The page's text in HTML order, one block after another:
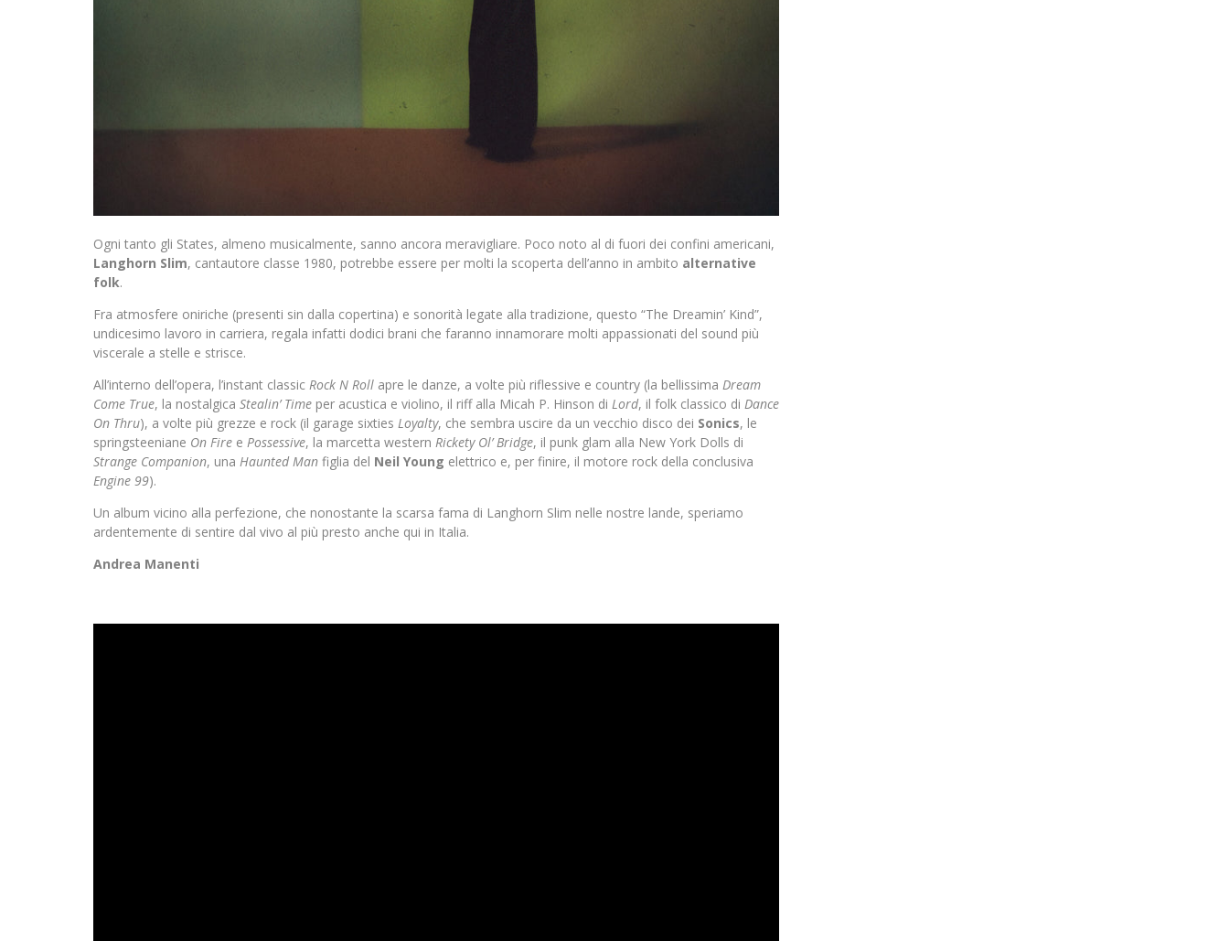
Ogni tanto gli States, almeno musicalmente, sanno ancora meravigliare. Poco noto al di fuori dei confini americani,
Langhorn Slim, cantautore classe 1980, potrebbe essere per molti la scoperta dell’anno in ambito alternative
folk.
Fra atmosfere oniriche (presenti sin dalla copertina) e sonorità legate alla tradizione, questo “The Dreamin’ Kind”,
undicesimo lavoro in carriera, regala infatti dodici brani che faranno innamorare molti appassionati del sound più
viscerale a stelle e strisce.
All’interno dell’opera, l’instant classic Rock N Roll apre le danze, a volte più riflessive e country (la bellissima Dream
Come True, la nostalgica Stealin’ Time per acustica e violino, il riff alla Micah P. Hinson di Lord, il folk classico di Dance
On Thru), a volte più grezze e rock (il garage sixties Loyalty, che sembra uscire da un vecchio disco dei Sonics, le
springsteeniane On Fire e Possessive, la marcetta western Rickety Ol’ Bridge, il punk glam alla New York Dolls di
Strange Companion, una Haunted Man figlia del Neil Young elettrico e, per finire, il motore rock della conclusiva
Engine 99).
Un album vicino alla perfezione, che nonostante la scarsa fama di Langhorn Slim nelle nostre lande, speriamo
ardentemente di sentire dal vivo al più presto anche qui in Italia.
Andrea Manenti